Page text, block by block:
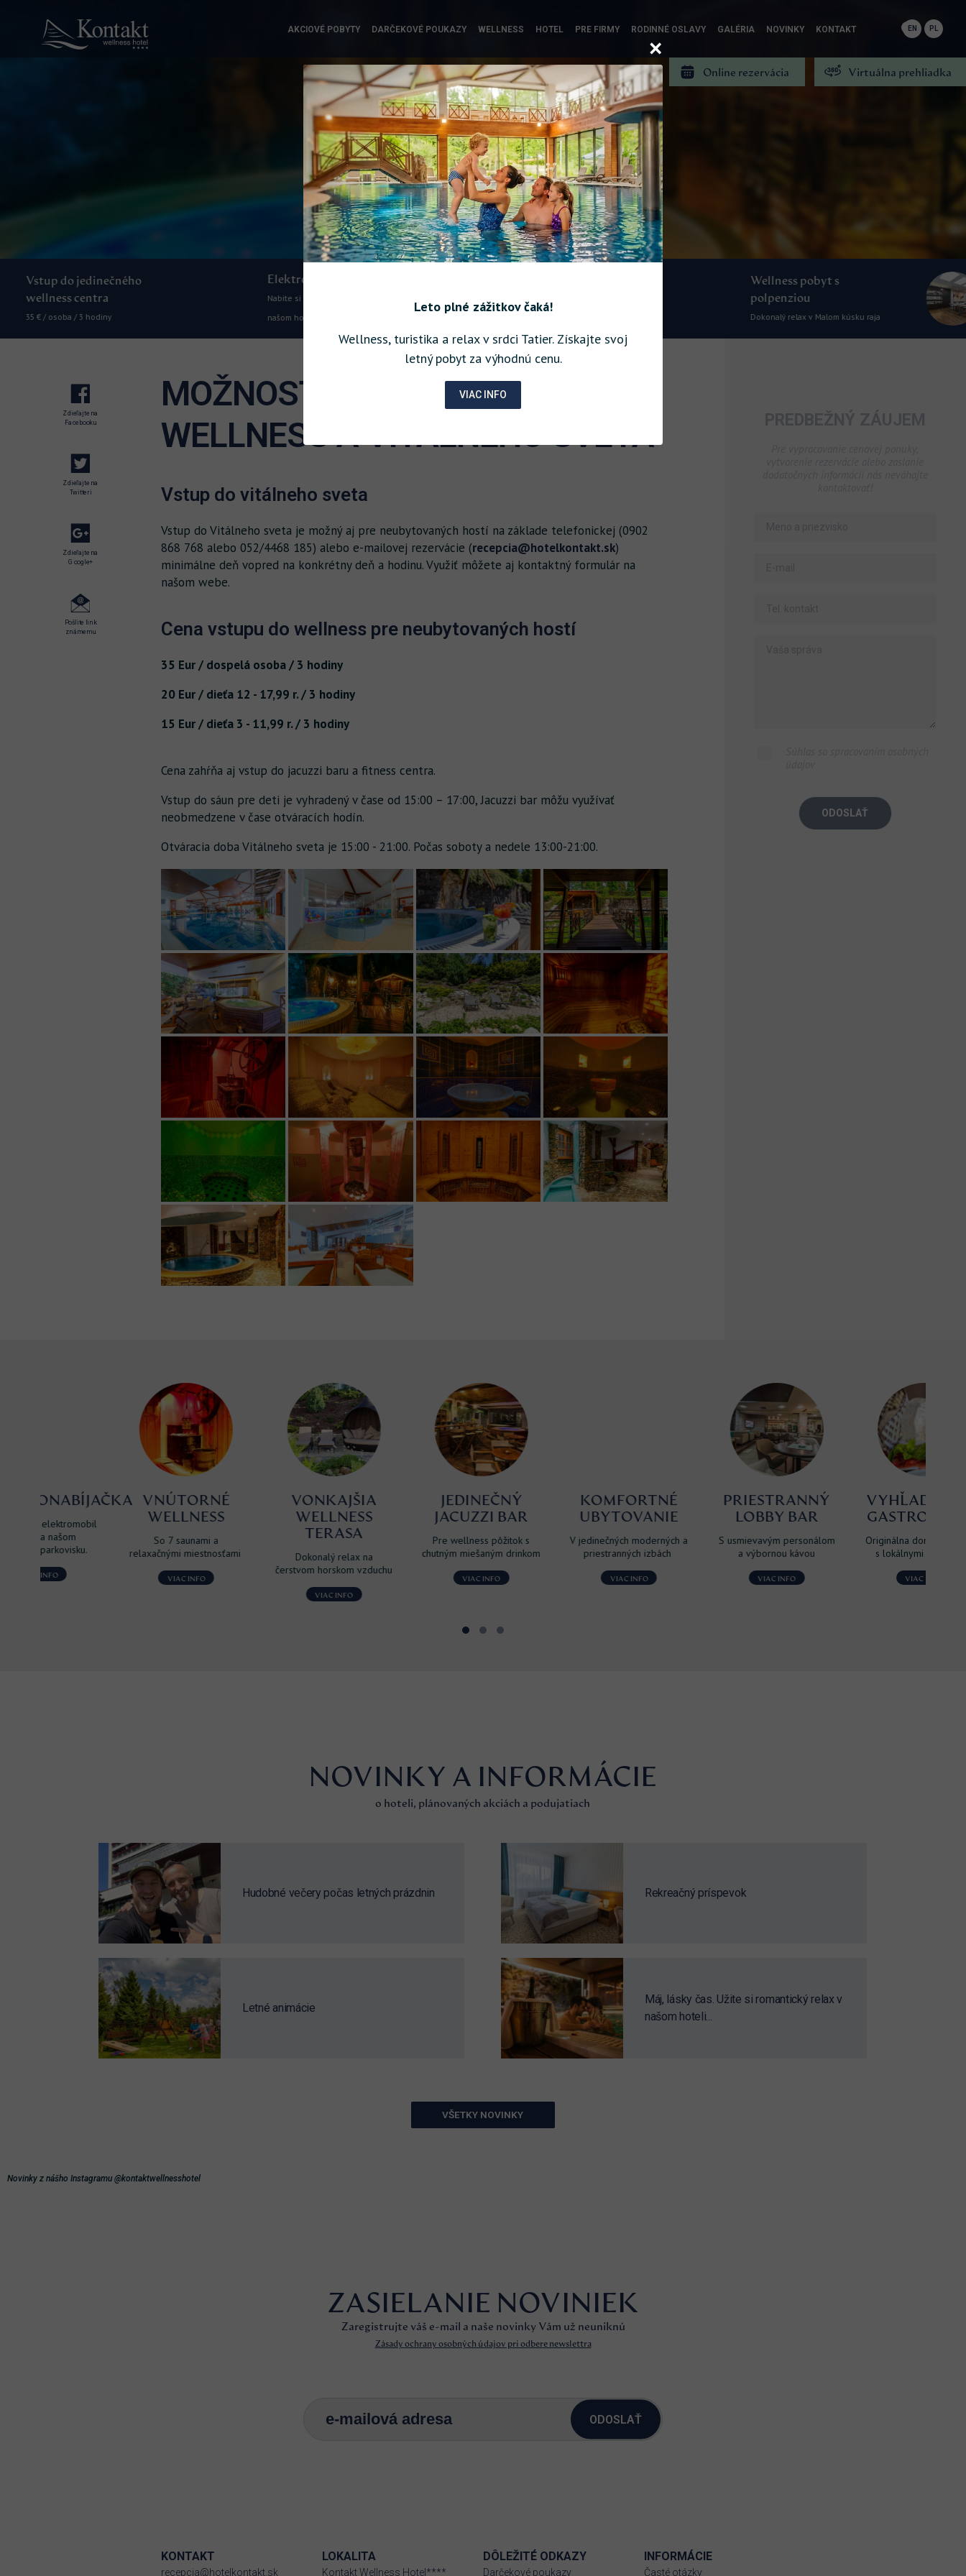
AKCIOVÉ POBYTY DARČEKOVÉ POUKAZY WELLNESS HOTEL PRE FIRMY RODINNÉ OSLAVY GALÉRIA NOVINKY KONTAKT EN PL
Online rezervácia Virtuálna prehliadka
Elektronabíjačka
Nabite si svoj elektromobil priamo na
našom hotelovom parkovisku.
poukaz pre dve osoby
teambuilding
Konferenčné priestory so
Zdieľajte na
Facebooku
Zdieľajte na
Twitteri
Zdieľajte na
Google+
Pošlite link
známemu
MOŽNOSTI VSTUPOV DO
WELLNESS A VITÁLNEHO SVETA
Vstup do vitálneho sveta
Vstup do Vitálneho sveta je možný aj pre neubytovaných hostí na základe telefonickej (0902
868 768 alebo 052/4468 185) alebo e-mailovej rezervácie (recepcia@hotelkontakt.sk)
minimálne deň vopred na konkrétny deň a hodinu. Využiť môžete aj kontaktný formulár na
našom webe.
Cena vstupu do wellness pre neubytovaných hostí
35 Eur / dospelá osoba / 3 hodiny
20 Eur / dieťa 12 - 17,99 r. / 3 hodiny
15 Eur / dieťa 3 - 11,99 r. / 3 hodiny
Cena zahŕňa aj vstup do jacuzzi baru a fitness centra.
Vstup do sáun pre deti je vyhradený v čase od 15:00 – 17:00, Jacuzzi bar môžu využívať
neobmedzene v čase otváracích hodín.
Otváracia doba Vitálneho sveta je 15:00 - 21:00. Počas soboty a nedele 13:00-21:00.
ODOSLAŤ
VNÚTORNÉ
WELLNESS
relaxačnými miestnosťami
VONKAJŠIA
WELLNESS
Dokonalý relax na
čerstvom horskom vzduchu
JEDINEČNÝ
JACUZZI BAR
Pre wellness pôžitok s
chutným miešaným drinkom
KOMFORTNÉ
UBYTOVANIE
V jedinečných moderných a
priestranných izbách
PRIESTRANNÝ
LOBBY BAR
S usmievavým personálom
a výbornou kávou
VYHĽADÁVANÁ
GASTRONÓMIA
Originálna domáca kuchyňa
s lokálnymi surovinami
NOVINKY A INFORMÁCIE
o hoteli, plánovaných akciách a podujatiach
Hudobné večery počas letných prázdnin Rekreačný príspevok
Letné animácie
Máj, lásky čas. Užite si romantický relax v
našom hoteli...
VŠETKY NOVINKY
Novinky z nášho Instagramu @kontaktwellnesshotel
ZASIELANIE NOVINIEK
Zaregistrujte váš e-mail a naše novinky Vám už neuniknú
Zásady ochrany osobných údajov pri odbere newslettra
ODOSLAŤ
KONTAKT
recepcia@hotelkontakt.sk
LOKALITA
Kontakt Wellness Hotel****
DÔLEŽITÉ ODKAZY
Darčekové poukazy
INFORMÁCIE
Časté otázky
Leto plné zážitkov čaká!
Wellness, turistika a relax v srdci Tatier. Získajte svoj
letný pobyt za výhodnú cenu.
VIAC INFO